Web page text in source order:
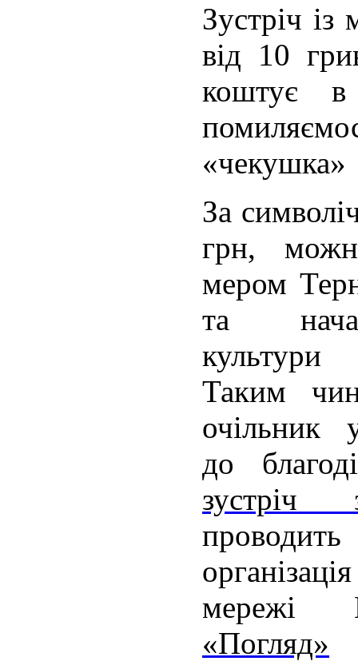
Зустріч
від 10
коштує
«чекушка»
За
грн,
мером
та
Таким
очільник
до
мережі
«Погляд»